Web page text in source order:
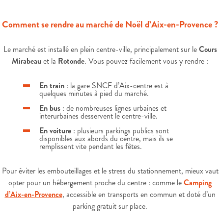
Comment se rendre au marché de Noël d’Aix-en-Provence ?
Le marché est installé en plein centre-ville, principalement sur leCours
Mirabeau et la Rotonde. Vous pouvez facilement vous y rendre :
En train : la gare SNCF d’Aix-centre est à
quelques minutes à pied du marché.
En bus : de nombreuses lignes urbaines et
interurbaines desservent le centre-ville.
En voiture : plusieurs parkings publics sont
disponibles aux abords du centre, mais ils se
remplissent vite pendant les fêtes.
Pour éviter les embouteillages et le stress du stationnement, mieux vaut
opter pour un hébergement proche du centre : comme leCamping
d’Aix-en-Provence, accessible en transports en commun et doté d’un
parking gratuit sur place.